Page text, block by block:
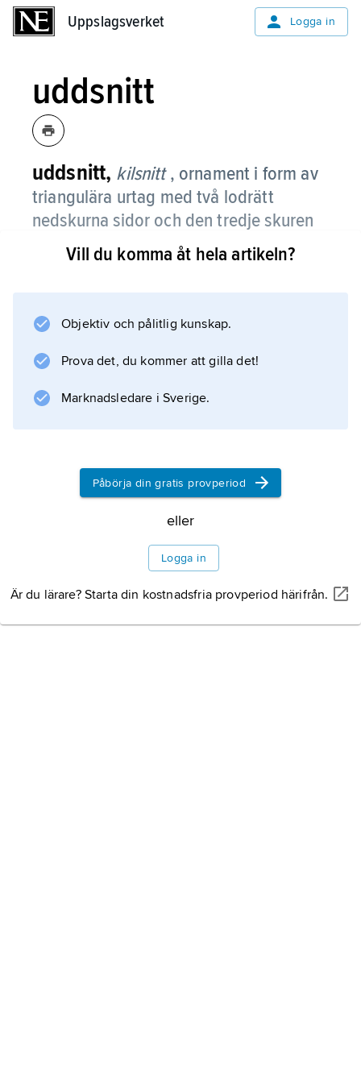
Uppslagsverket Logga in
uddsnitt
uddsnitt, kilsnitt , ornament i form av
triangulära urtag med två lodrätt
nedskurna sidor och den tredje skuren
snett ned mot de båda andra,
varigenom snittet blir djupast vid
Uddsnittet har bl.a. använts för ornering av
inom allmogesnickeriet. Även sten, främst
täljsten, har dekorerats enligt denna metod.
Vill du komma åt hela artikeln?
Objektiv och pålitlig kunskap.
Prova det, du kommer att gilla det!
Marknadsledare i Sverige.
Påbörja din gratis provperiod
eller
Logga in
Är du lärare? Starta din kostnadsfria provperiod härifrån.